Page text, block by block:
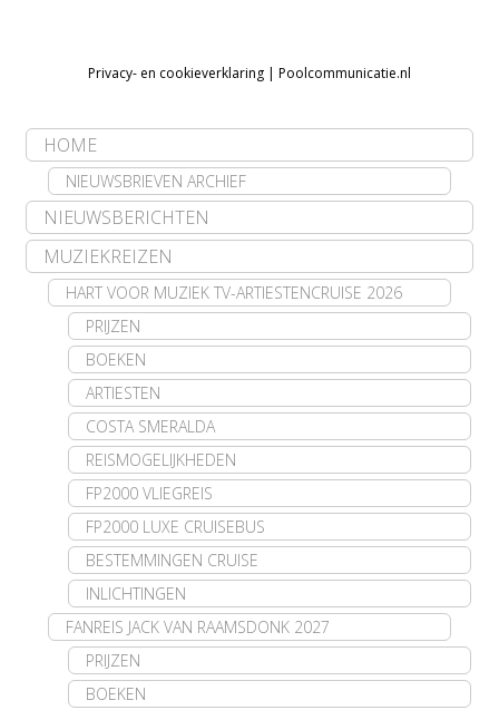
Privacy- en cookieverklaring | Poolcommunicatie.nl
HOME
NIEUWSBRIEVEN ARCHIEF
NIEUWSBERICHTEN
MUZIEKREIZEN
HART VOOR MUZIEK TV-ARTIESTENCRUISE 2026
PRIJZEN
BOEKEN
ARTIESTEN
COSTA SMERALDA
REISMOGELIJKHEDEN
FP2000 VLIEGREIS
FP2000 LUXE CRUISEBUS
BESTEMMINGEN CRUISE
INLICHTINGEN
FANREIS JACK VAN RAAMSDONK 2027
PRIJZEN
BOEKEN